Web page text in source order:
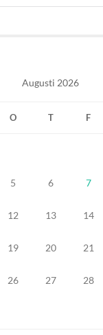
Augusti 2026
O T F
5 6 7
12 13 14
19 20 21
26 27 28